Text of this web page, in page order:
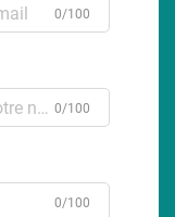
0/100
0/100
0/100